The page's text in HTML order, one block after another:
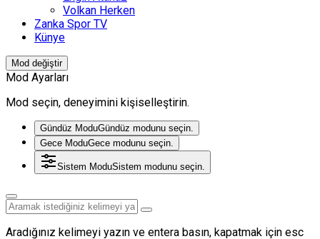
Volkan Herken
Zanka Spor TV
Künye
Mod değiştir
Mod Ayarları
Mod seçin, deneyimini kişiselleştirin.
Gündüz ModuGündüz modunu seçin.
Gece ModuGece modunu seçin.
Sistem ModuSistem modunu seçin.
Aradığınız kelimeyi yazın ve entera basın, kapatmak için esc